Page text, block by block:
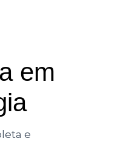
em
e